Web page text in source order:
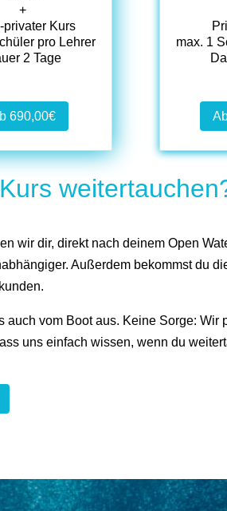
+
privater Kurs
pro Lehrer
2 Tage
690,00€
max. 1
wir dir, direkt nach deinem Open
Außerdem bekommst du
auch vom Boot aus. Keine Sorge: Wir
uns einfach wissen, wenn du